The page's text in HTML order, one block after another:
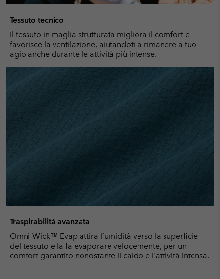
Tessuto tecnico
Il tessuto in maglia strutturata migliora il comfort e
favorisce la ventilazione, aiutandoti a rimanere a tuo
agio anche durante le attività più intense.
Traspirabilità avanzata
Omni-Wick™ Evap attira l’umidità verso la superficie
del tessuto e la fa evaporare velocemente, per un
comfort garantito nonostante il caldo e l'attività intensa.